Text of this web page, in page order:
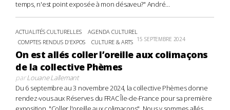
temps, n'est point exposée à mon désaveu?" André...
ACTUALITÉS CULTURELLES
AGENDA CULTUREL
COMPTES RENDUS D'EXPOS
CULTURE & ARTS 15 SEPTEMBRE 2024
On est allés coller l’oreille aux colimaçons
de la collective Phèmes
parLouane Lallemant
Du 6 septembre au 3 novembre 2024, la collective Phèmes donne
rendez-vous aux Réserves du FRAC Île-de-France pour sa première